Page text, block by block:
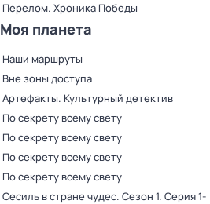
Перелом. Хроника Победы
Моя планета
Наши маршруты
Вне зоны доступа
Артефакты. Культурный детектив
По секрету всему свету
По секрету всему свету
По секрету всему свету
По секрету всему свету
Сесиль в стране чудес. Сезон 1. Серия 1-